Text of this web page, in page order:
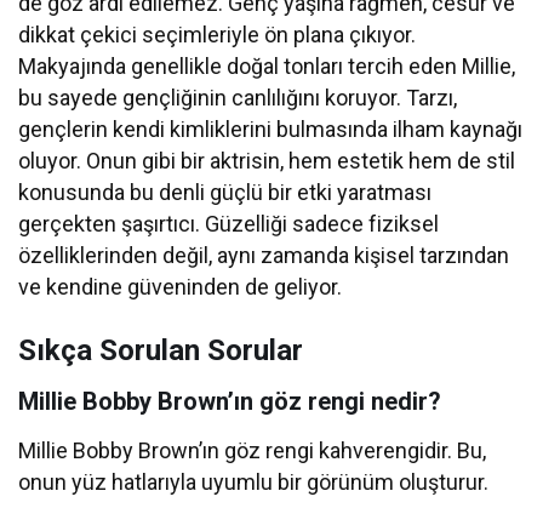
dikkat çekici seçimleriyle ön plana çıkıyor.
Makyajında genellikle doğal tonları tercih eden Millie,
bu sayede gençliğinin canlılığını koruyor. Tarzı,
gençlerin kendi kimliklerini bulmasında ilham kaynağı
oluyor. Onun gibi bir aktrisin, hem estetik hem de stil
konusunda bu denli güçlü bir etki yaratması
gerçekten şaşırtıcı. Güzelliği sadece fiziksel
özelliklerinden değil, aynı zamanda kişisel tarzından
ve kendine güveninden de geliyor.
Sıkça Sorulan Sorular
Millie Bobby Brown’ın göz rengi nedir?
Millie Bobby Brown’ın göz rengi kahverengidir. Bu,
onun yüz hatlarıyla uyumlu bir görünüm oluşturur.